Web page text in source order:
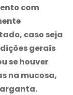
com
caso seja
gerais
se houver
na mucosa,